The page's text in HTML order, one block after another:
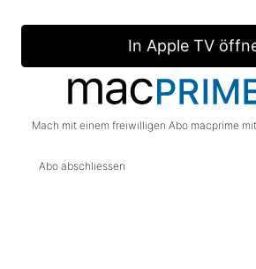
In Apple TV
Mach mit einem freiwilligen Abo macprime
Abo abschliessen